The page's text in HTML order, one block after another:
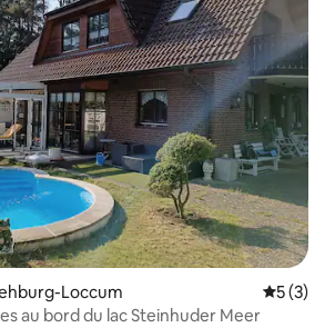
Loccum
5 (3)
au bord du lac Steinhuder Meer